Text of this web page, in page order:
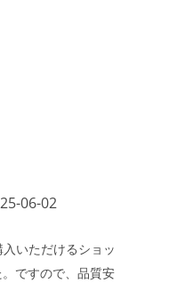
06-02
いただけるショッ
ですので、品質安